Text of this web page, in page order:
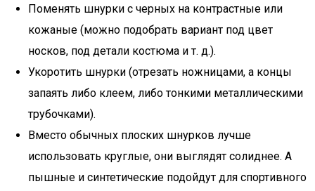
Поменять шнурки с черных на контрастные или
кожаные (можно подобрать вариант под цвет
носков, под детали костюма и т. д.).
Укоротить шнурки (отрезать ножницами, а концы
запаять либо клеем, либо тонкими металлическими
трубочками).
Вместо обычных плоских шнурков лучше
использовать круглые, они выглядят солиднее. А
пышные и синтетические подойдут для спортивного